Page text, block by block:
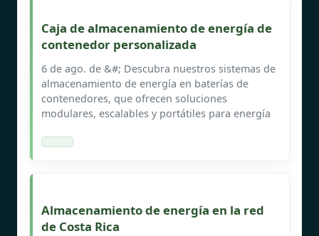
Caja de almacenamiento de energía de
contenedor personalizada
6 de ago. de &#; Descubra nuestros sistemas de
almacenamiento de energía en baterías de
contenedores, que ofrecen soluciones
modulares, escalables y portátiles para energía
Almacenamiento de energía en la red
de Costa Rica